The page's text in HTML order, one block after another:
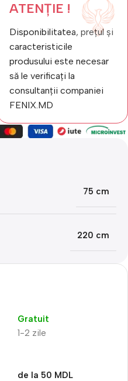
ATENȚIE !
Disponibilitatea, prețul și
caracteristicile
produsului este necesar
să le verificați la
consultanții companiei
FENIX.MD
75 cm
220 cm
1-2 zile
Gratuit
de la 50 MDL